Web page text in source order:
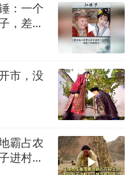
：一个
，差距
市，没
霸占农
进村，